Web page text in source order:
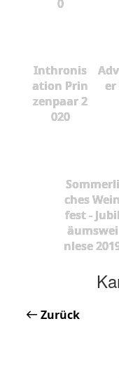
0
Inthronis
ation Prin
zenpaar 2
020
er
Sommerli
ches Wein
fest - Jubil
äumswei
nlese
Zurück